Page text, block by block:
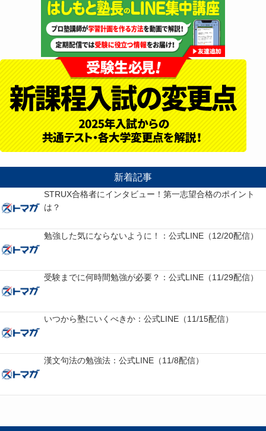
新着記事
STRUX合格者にインタビュー！第一志望合格のポイント
は？
勉強した気にならないように！：公式LINE（12/20配信）
受験までに何時間勉強が必要？：公式LINE（11/29配信）
いつから塾にいくべきか：公式LINE（11/15配信）
漢文句法の勉強法：公式LINE（11/8配信）